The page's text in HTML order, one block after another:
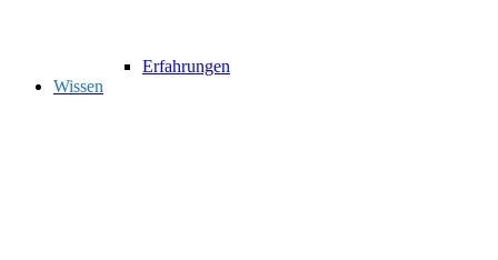
Erfahrungen
Wissen